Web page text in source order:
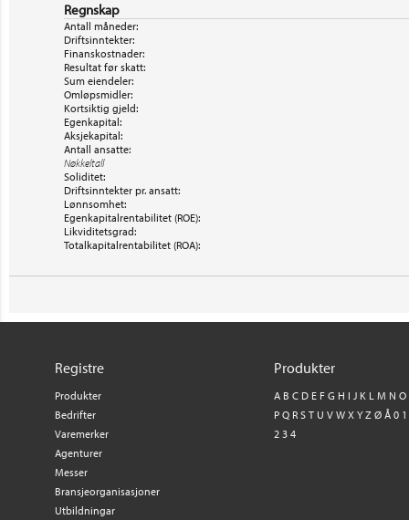
Regnskap
Antall måneder:
Driftsinntekter:
Finanskostnader:
Resultat før skatt:
Sum eiendeler:
Omløpsmidler:
Kortsiktig gjeld:
Egenkapital:
Aksjekapital:
Antall ansatte:
Nøkkeltall
Soliditet:
Driftsinntekter pr. ansatt:
Lønnsomhet:
Egenkapitalrentabilitet (ROE):
Likviditetsgrad:
Totalkapitalrentabilitet (ROA):
Registre
Produkter
Bedrifter
Varemerker
Agenturer
Messer
Bransjeorganisasjoner
Utbildningar
Produkter
A B C D E F G H I J K L M N O
P Q R S T U V W X Y Z Ø Å 0 1
2 3 4